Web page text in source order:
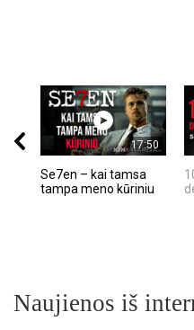
17:50
Se7en – kai tamsa
tampa meno kūriniu
Naujienos iš